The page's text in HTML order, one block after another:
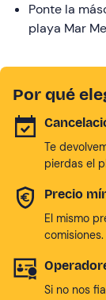
Ponte la
playa Mar
Por qué
Te
pierdas el
Precio
El mismo
comisiones.
Si no nos